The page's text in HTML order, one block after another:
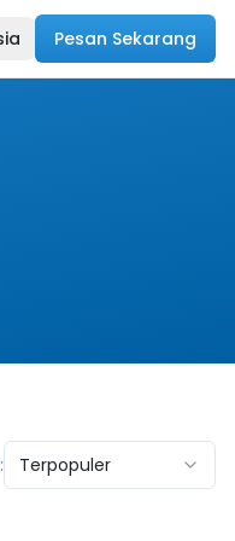
Pesan Sekarang
: Terpopuler